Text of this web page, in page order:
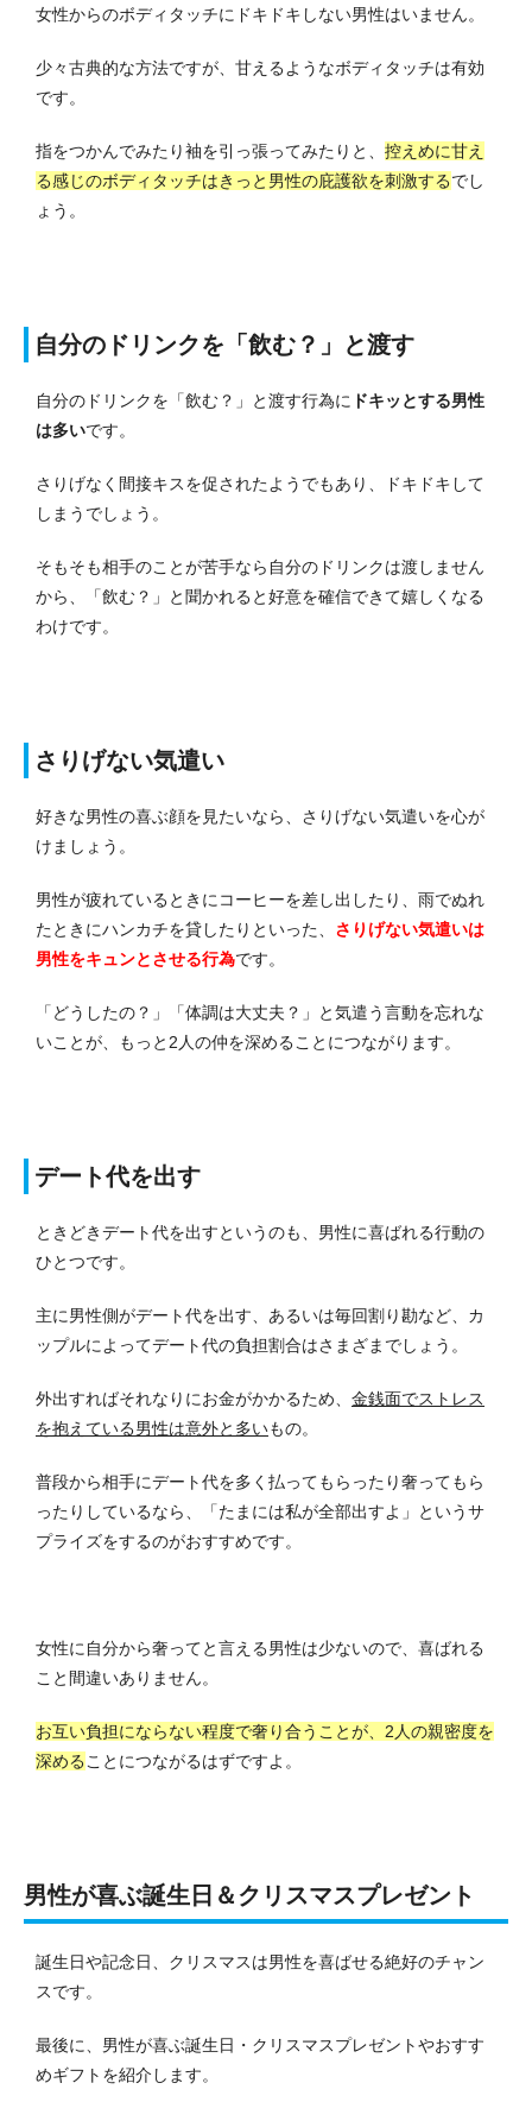
女性からのボディタッチにドキドキしない男性はいません。
少々古典的な方法ですが、甘えるようなボディタッチは有効
です。
指をつかんでみたり袖を引っ張ってみたりと、 控えめに甘え
る感じのボディタッチはきっと男性の庇護欲を刺激するでし
ょう。
自分のドリンクを「飲む？」と渡す
自分のドリンクを「飲む？」と渡す行為に ドキッとする男性
は多いです。
さりげなく間接キスを促されたようでもあり、ドキドキして
しまうでしょう。
そもそも相手のことが苦手なら自分のドリンクは渡しません
から、「飲む？」と聞かれると好意を確信できて嬉しくなる
わけです。
さりげない気遣い
好きな男性の喜ぶ顔を見たいなら、さりげない気遣いを心が
けましょう。
男性が疲れているときにコーヒーを差し出したり、雨でぬれ
たときにハンカチを貸したりといった、 さりげない気遣いは
男性をキュンとさせる行為です。
「どうしたの？」「体調は大丈夫？」と気遣う言動を忘れな
いことが、もっと2人の仲を深めることにつながります。
デート代を出す
ときどきデート代を出すというのも、男性に喜ばれる行動の
ひとつです。
主に男性側がデート代を出す、あるいは毎回割り勘など、カ
ップルによってデート代の負担割合はさまざまでしょう。
外出すればそれなりにお金がかかるため、 金銭面でストレス
を抱えている男性は意外と多いもの。
普段から相手にデート代を多く払ってもらったり奢ってもら
ったりしているなら、「たまには私が全部出すよ」というサ
プライズをするのがおすすめです。
女性に自分から奢ってと言える男性は少ないので、喜ばれる
こと間違いありません。
お互い負担にならない程度で奢り合うことが、2人の親密度を
深める ことにつながるはずですよ。
男性が喜ぶ誕生日＆クリスマスプレゼント
誕生日や記念日、クリスマスは男性を喜ばせる絶好のチャン
スです。
最後に、男性が喜ぶ誕生日・クリスマスプレゼントやおすす
めギフトを紹介します。